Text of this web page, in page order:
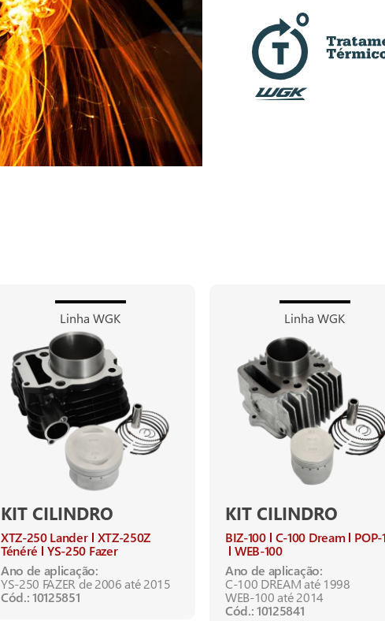
Linha WGK
KIT CILINDRO
XTZ-250 Lander XTZ-250Z
Ténéré
YS-250 Fazer
Ano de aplicação:
YS-250 FAZER de 2006 até 2015
Cód.: 10125851
Linha WGK
KIT CILINDRO
BIZ-100 C-100 Dream
POP-
WEB-100
Ano de aplicação:
C-100 DREAM até 1998
WEB-100 até 2014
Cód.: 10125841